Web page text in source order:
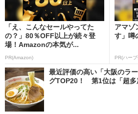
「え、こんなセールやってた
の？」80％OFF以上が続々登
場！Amazonの本気が...
PR(Amazon)
アマゾ
す」噂
PR(ハー
最近評価の高い「大阪のラ
グTOP20！ 第1位は「超多